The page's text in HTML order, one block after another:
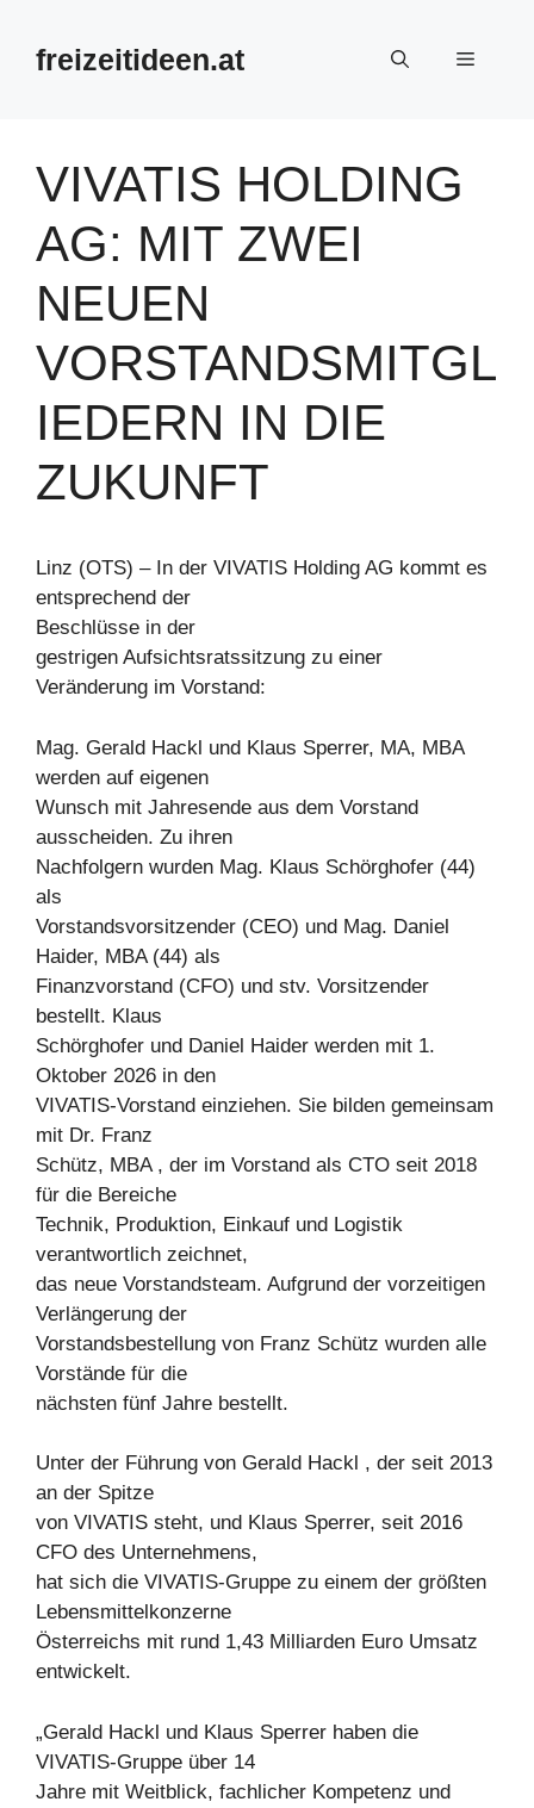
Inhalt
springenfreizeitideen.at Menü
VIVATIS HOLDING
AG: MIT ZWEI
NEUEN
VORSTANDSMITGL
IEDERN IN DIE
ZUKUNFT
Linz (OTS) – In der VIVATIS Holding AG kommt es
entsprechend der
Beschlüsse in der
gestrigen Aufsichtsratssitzung zu einer
Veränderung im Vorstand:
Mag. Gerald Hackl und Klaus Sperrer, MA, MBA
werden auf eigenen
Wunsch mit Jahresende aus dem Vorstand
ausscheiden. Zu ihren
Nachfolgern wurden Mag. Klaus Schörghofer (44)
als
Vorstandsvorsitzender (CEO) und Mag. Daniel
Haider, MBA (44) als
Finanzvorstand (CFO) und stv. Vorsitzender
bestellt. Klaus
Schörghofer und Daniel Haider werden mit 1.
Oktober 2026 in den
VIVATIS-Vorstand einziehen. Sie bilden gemeinsam
mit Dr. Franz
Schütz, MBA , der im Vorstand als CTO seit 2018
für die Bereiche
Technik, Produktion, Einkauf und Logistik
verantwortlich zeichnet,
das neue Vorstandsteam. Aufgrund der vorzeitigen
Verlängerung der
Vorstandsbestellung von Franz Schütz wurden alle
Vorstände für die
nächsten fünf Jahre bestellt.
Unter der Führung von Gerald Hackl , der seit 2013
an der Spitze
von VIVATIS steht, und Klaus Sperrer, seit 2016
CFO des Unternehmens,
hat sich die VIVATIS-Gruppe zu einem der größten
Lebensmittelkonzerne
Österreichs mit rund 1,43 Milliarden Euro Umsatz
entwickelt.
„Gerald Hackl und Klaus Sperrer haben die
VIVATIS-Gruppe über 14
Jahre mit Weitblick, fachlicher Kompetenz und